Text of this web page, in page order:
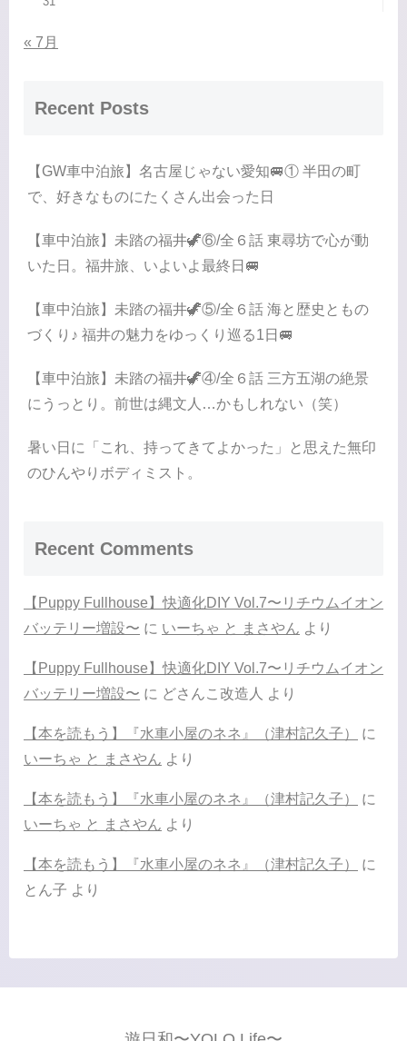
« 7月
Recent Posts
【GW車中泊旅】名古屋じゃない愛知🚐① 半田の町
で、好きなものにたくさん出会った日
【車中泊旅】未踏の福井🦖⑥/全６話 東尋坊で心が動
いた日。福井旅、いよいよ最終日🚐
【車中泊旅】未踏の福井🦖⑤/全６話 海と歴史ともの
づくり♪ 福井の魅力をゆっくり巡る1日🚐
【車中泊旅】未踏の福井🦖④/全６話 三方五湖の絶景
にうっとり。前世は縄文人…かもしれない（笑）
暑い日に「これ、持ってきてよかった」と思えた無印
のひんやりボディミスト。
Recent Comments
【Puppy Fullhouse】快適化DIY Vol.7〜リチウムイオン
バッテリー増設〜 に いーちゃ と まさやん より
【Puppy Fullhouse】快適化DIY Vol.7〜リチウムイオン
バッテリー増設〜 に どさんこ改造人 より
【本を読もう】『水車小屋のネネ』（津村記久子）
に
いーちゃ と まさやん より
【本を読もう】『水車小屋のネネ』（津村記久子）
に
いーちゃ と まさやん より
【本を読もう】『水車小屋のネネ』（津村記久子）
に
とん子 より